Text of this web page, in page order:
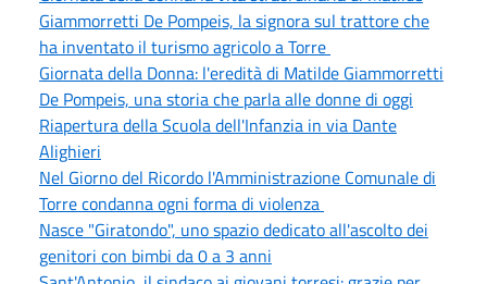
Giammorretti De Pompeis, la signora sul trattore che
ha inventato il turismo agricolo a Torre
Giornata della Donna: l'eredità di Matilde Giammorretti
De Pompeis, una storia che parla alle donne di oggi
Riapertura della Scuola dell'Infanzia in via Dante
Alighieri
Nel Giorno del Ricordo l'Amministrazione Comunale di
Torre condanna ogni forma di violenza
Nasce "Giratondo", uno spazio dedicato all'ascolto dei
genitori con bimbi da 0 a 3 anni